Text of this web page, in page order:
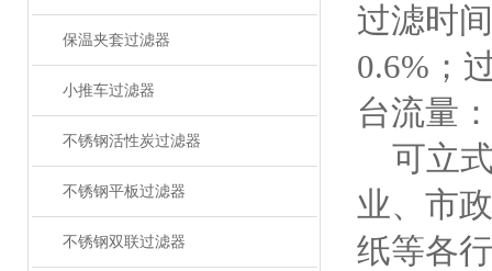
保温夹套过滤器
小推车过滤器
不锈钢活性炭过滤器
不锈钢平板过滤器
不锈钢双联过滤器
过滤时
0.6%；
台流量
可立式
业、市
纸等各